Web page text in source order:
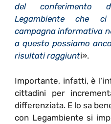
del conferimento
Legambiente che ci
campagna informativa
a questo possiamo
risultati raggiunti».
Importante, infatti, è
cittadini per
differenziata. E lo sa
con Legambiente si